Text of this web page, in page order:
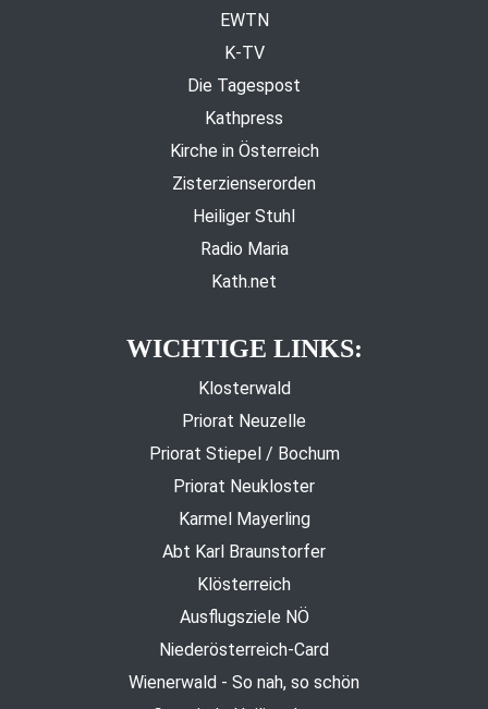
EWTN
K-TV
Die Tagespost
Kathpress
Kirche in Österreich
Zisterzienserorden
Heiliger Stuhl
Radio Maria
Kath.net
WICHTIGE LINKS:
Klosterwald
Priorat Neuzelle
Priorat Stiepel / Bochum
Priorat Neukloster
Karmel Mayerling
Abt Karl Braunstorfer
Klösterreich
Ausflugsziele NÖ
Niederösterreich-Card
Wienerwald - So nah, so schön